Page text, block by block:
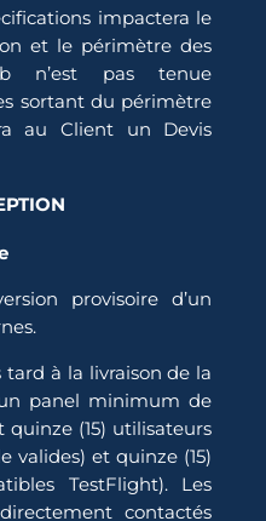
impactera le
et le périmètre des
n’est pas tenue
sortant du périmètre
au Client un Devis
provisoire d’un
à la livraison de la
panel minimum de
(15) utilisateurs
valides) et quinze (15)
TestFlight). Les
contactés